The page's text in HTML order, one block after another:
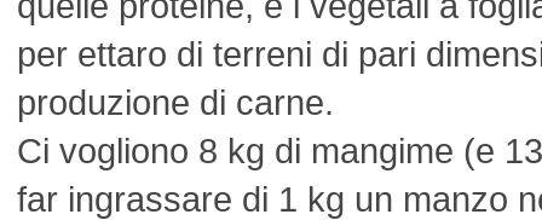
per ettaro di terreni di pari
produzione di carne.
Ci vogliono 8 kg di mangime (e
far ingrassare di 1 kg un manzo